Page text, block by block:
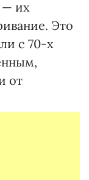
— их
Это
с 70-х
от